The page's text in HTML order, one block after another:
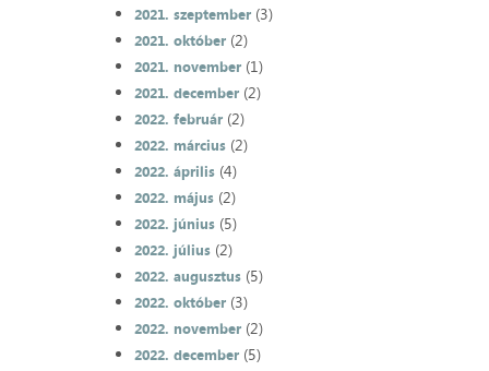
2021. szeptember(3)
2021. október(2)
2021. november(1)
2021. december(2)
2022. február(2)
2022. március(2)
2022. április(4)
2022. május(2)
2022. június(5)
2022. július(2)
2022. augusztus(5)
2022. október(3)
2022. november(2)
2022. december(5)